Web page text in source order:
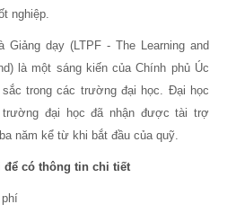
nghiệp.
Giảng dạy (LTPF - The Learning and
là một sáng kiến ​​của Chính phủ Úc
trong các trường đại học. Đại học
trường đại học đã nhận được tài trợ
năm kể từ khi bắt đầu của quỹ.
để có thông tin chi tiết
phí